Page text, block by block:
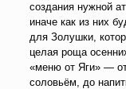
создания нужной
иначе как из них
для Золушки,
целая роща
«меню от Яги» —
соловьём, до